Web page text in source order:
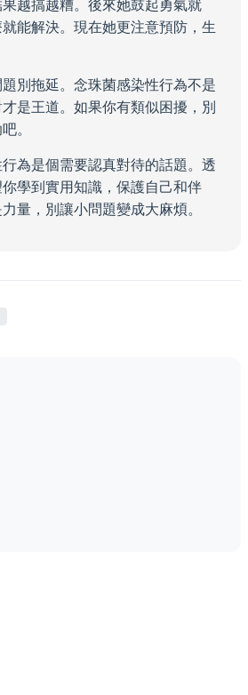
越搞越糟。後來她鼓起勇氣就
能解決。現在她更注意預防，生
別拖延。念珠菌感染性行為不是
是王道。如果你有類似困擾，別
。
為是個需要認真對待的話題。透
學到實用知識，保護自己和伴
量，別讓小問題變成大麻煩。